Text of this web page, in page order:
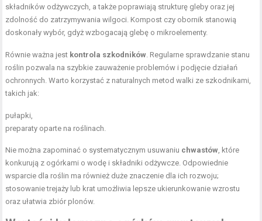
składników odżywczych, a także poprawiają strukturę gleby oraz jej
zdolność do zatrzymywania wilgoci. Kompost czy obornik stanowią
doskonały wybór, gdyż wzbogacają glebę o mikroelementy.
Równie ważna jest kontrola szkodników. Regularne sprawdzanie stanu
roślin pozwala na szybkie zauważenie problemów i podjęcie działań
ochronnych. Warto korzystać z naturalnych metod walki ze szkodnikami,
takich jak:
pułapki,
preparaty oparte na roślinach.
Nie można zapominać o systematycznym usuwaniu chwastów, które
konkurują z ogórkami o wodę i składniki odżywcze. Odpowiednie
wsparcie dla roślin ma również duże znaczenie dla ich rozwoju;
stosowanie trejaży lub krat umożliwia lepsze ukierunkowanie wzrostu
oraz ułatwia zbiór plonów.